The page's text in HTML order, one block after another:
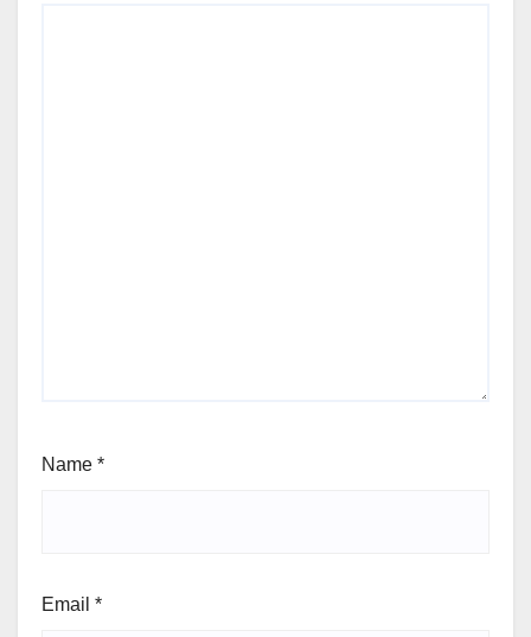
Name *
Email *